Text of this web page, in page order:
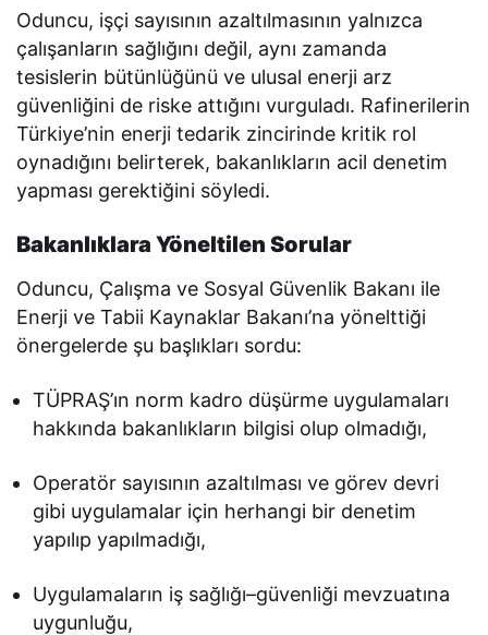
Oduncu, işçi sayısının azaltılmasının yalnızca
çalışanların sağlığını değil, aynı zamanda
tesislerin bütünlüğünü ve ulusal enerji arz
güvenliğini de riske attığını vurguladı. Rafinerilerin
Türkiye’nin enerji tedarik zincirinde kritik rol
oynadığını belirterek, bakanlıkların acil denetim
yapması gerektiğini söyledi.
Bakanlıklara Yöneltilen Sorular
Oduncu, Çalışma ve Sosyal Güvenlik Bakanı ile
Enerji ve Tabii Kaynaklar Bakanı’na yönelttiği
önergelerde şu başlıkları sordu:
TÜPRAŞ’ın norm kadro düşürme uygulamaları
hakkında bakanlıkların bilgisi olup olmadığı,
Operatör sayısının azaltılması ve görev devri
gibi uygulamalar için herhangi bir denetim
yapılıp yapılmadığı,
Uygulamaların iş sağlığı–güvenliği mevzuatına
uygunluğu,